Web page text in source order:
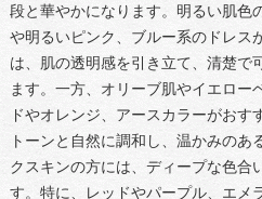
段と華やかになります。明るい肌色
や明るいピンク、ブルー系のドレス
は、肌の透明感を引き立て、清楚で
ます。一方、オリーブ肌やイエロー
ドやオレンジ、アースカラーがお
トーンと自然に調和し、温かみの
クスキンの方には、ディープな色合
す。特に、レッドやパープル、エメ